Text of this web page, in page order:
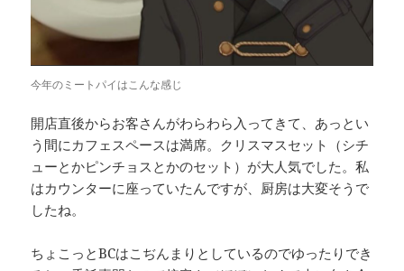
今年のミートパイはこんな感じ
開店直後からお客さんがわらわら入ってきて、あっとい
う間にカフェスペースは満席。クリスマスセット（シチ
ューとかピンチョスとかのセット）が大人気でした。私
はカウンターに座っていたんですが、厨房は大変そうで
したね。
ちょこっとBCはこぢんまりとしているのでゆったりでき